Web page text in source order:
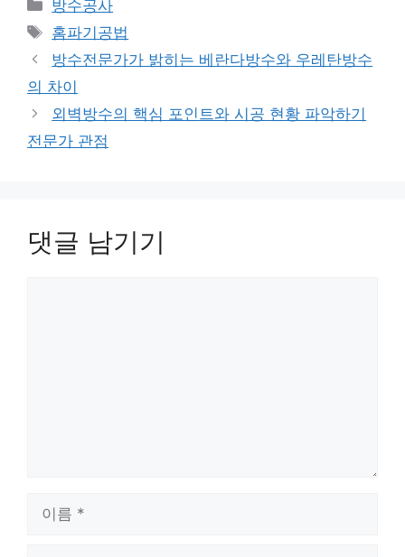
테
고
리
방수공사
태
그
홈파기공법
방수전문가가 밝히는 베란다방수와 우레탄방수
의 차이
외벽방수의 핵심 포인트와 시공 현황 파악하기
전문가 관점
댓글 남기기